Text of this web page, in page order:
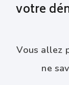
votre
Vous allez
ne